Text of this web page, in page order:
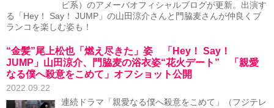
ビ系）のアメーバオフィシャルブログが更新。出演す
る「Hey！ Say！ JUMP」の山田涼介さんと門脇麦さんが仲良くブ
ランコを楽しむ姿も！
“金髪”尾上松也「燃え尽きた」姿 「Hey！ Say！
JUMP」山田涼介、門脇麦の浴衣姿“花火デート” 「親愛
なる僕へ殺意をこめて」オフショット公開
2022.09.22
連続ドラマ「親愛なる僕へ殺意をこめて」（フジテレ